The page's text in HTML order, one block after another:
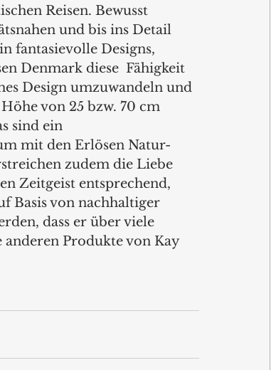
Reisen. Bewusst
und bis ins Detail
fantasievolle Designs,
Denmark diese  Fähigkeit
Design umzuwandeln und
von 25 bzw. 70 cm
sind ein
mit den Erlösen Natur-
zudem die Liebe
Zeitgeist entsprechend,
Basis von nachhaltiger
dass er über viele
Produkte von Kay